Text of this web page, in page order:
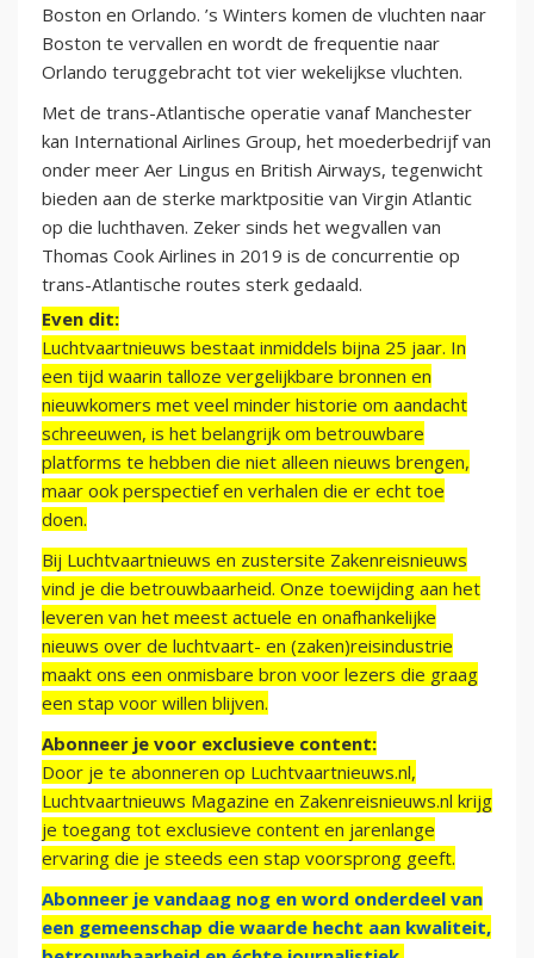
Boston en Orlando. ’s Winters komen de vluchten naar
Boston te vervallen en wordt de frequentie naar
Orlando teruggebracht tot vier wekelijkse vluchten.
Met de trans-Atlantische operatie vanaf Manchester
kan International Airlines Group, het moederbedrijf van
onder meer Aer Lingus en British Airways, tegenwicht
bieden aan de sterke marktpositie van Virgin Atlantic
op die luchthaven. Zeker sinds het wegvallen van
Thomas Cook Airlines in 2019 is de concurrentie op
trans-Atlantische routes sterk gedaald.
Even dit:
Luchtvaartnieuws bestaat inmiddels bijna 25 jaar. In
een tijd waarin talloze vergelijkbare bronnen en
nieuwkomers met veel minder historie om aandacht
schreeuwen, is het belangrijk om betrouwbare
platforms te hebben die niet alleen nieuws brengen,
maar ook perspectief en verhalen die er echt toe
doen.
Bij Luchtvaartnieuws en zustersite Zakenreisnieuws
vind je die betrouwbaarheid. Onze toewijding aan het
leveren van het meest actuele en onafhankelijke
nieuws over de luchtvaart- en (zaken)reisindustrie
maakt ons een onmisbare bron voor lezers die graag
een stap voor willen blijven.
Abonneer je voor exclusieve content:
Door je te abonneren op Luchtvaartnieuws.nl,
Luchtvaartnieuws Magazine en Zakenreisnieuws.nl krijg
je toegang tot exclusieve content en jarenlange
ervaring die je steeds een stap voorsprong geeft.
Abonneer je vandaag nog en word onderdeel van
een gemeenschap die waarde hecht aan kwaliteit,